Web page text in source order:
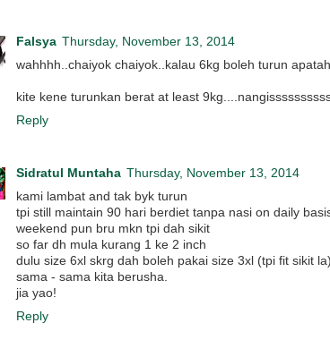
Falsya Thursday, November 13, 2014
wahhhh..chaiyok chaiyok..kalau 6kg boleh turun
kite kene turunkan berat at least
Reply
Sidratul Muntaha Thursday, November 13, 2014
kami lambat and tak byk turun
tpi still maintain 90 hari berdiet tanpa nasi on daily
weekend pun bru mkn tpi dah sikit
so far dh mula kurang 1 ke 2 inch
dulu size 6xl skrg dah boleh pakai size 3xl (tpi fit sikit la)
sama - sama kita berusha.
jia yao!
Reply